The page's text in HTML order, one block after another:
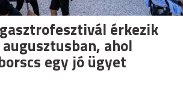
érkezik
ahol
egy jó ügyet